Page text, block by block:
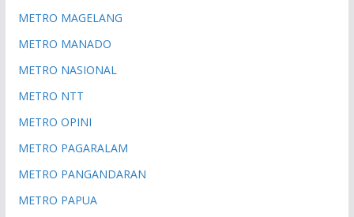
METRO MAGELANG
METRO MANADO
METRO NASIONAL
METRO NTT
METRO OPINI
METRO PAGARALAM
METRO PANGANDARAN
METRO PAPUA